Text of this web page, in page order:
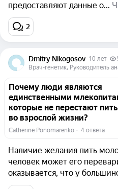
предоставляют данные о...
2
Dmitry Nikogosov 10 лет
Почему люди являются
единственными
которые не перестают
во взрослой жизни?
Catherine Ponomarenko · 4 ответа
Наличие желания пить
человек может его
оказывается, что у